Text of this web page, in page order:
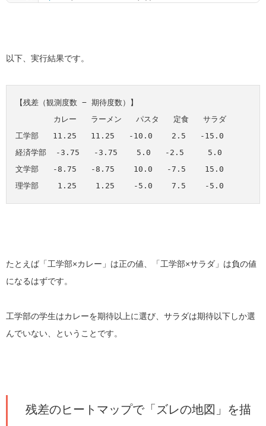
以下、実行結果です。
【残差（観測度数 − 期待度数）】
        カレー   ラーメン   パスタ   定食   サラダ
工学部   11.25   11.25   -10.0    2.5   -15.0
経済学部  -3.75   -3.75    5.0   -2.5     5.0
文学部   -8.75   -8.75    10.0   -7.5    15.0
たとえば「工学部×カレー」は正の値、「工学部×サラダ」は負の値
になるはずです。
工学部の学生はカレーを期待以上に選び、サラダは期待以下しか選
んでいない、ということです。
残差のヒートマップで「ズレの地図」を描